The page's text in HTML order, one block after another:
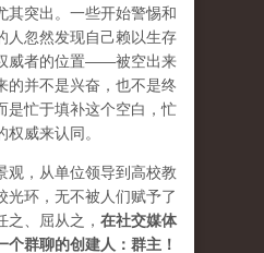
其突出。一些开始警惕和
人忽然发现自己赖以生存
威者的位置——被空出来
的并不是兴奋，也不是终
是忙于填补这个空白，忙
威来认同。
观，从单位领导到高校教
光环，无不被人们赋予了
之、屈从之， 在社交媒体
个群聊的创建人：群主！